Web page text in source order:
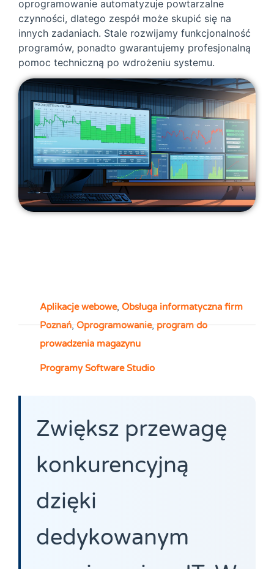
oprogramowanie automatyzuje powtarzalne
czynności, dlatego zespół może skupić się na
innych zadaniach. Stale rozwijamy funkcjonalność
programów, ponadto gwarantujemy profesjonalną
pomoc techniczną po wdrożeniu systemu.
Aplikacje webowe, Obsługa informatyczna firm
Poznań,Oprogramowanie,program do
prowadzenia magazynu
Programy Software Studio
Zwiększ przewagę
konkurencyjną
dzięki
dedykowanym